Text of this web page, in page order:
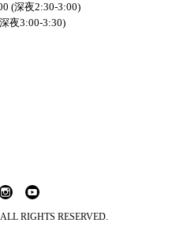
(深夜2:30-3:00)
夜3:00-3:30)
RIGHTS RESERVED.